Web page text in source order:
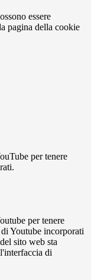
essere
pagina della cookie
per tenere
per tenere
Youtube incorporati
sito web sta
di